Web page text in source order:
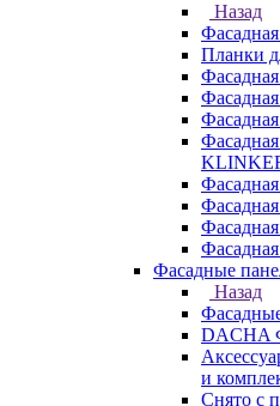
Назад
Планки
Фасадные
Назад
DACHA
и
Снято с